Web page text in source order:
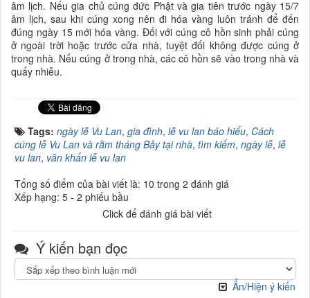
âm lịch. Nếu gia chủ cúng đức Phật và gia tiên trước ngày 15/7
âm lịch, sau khi cúng xong nên đi hóa vàng luôn tránh để đến
đúng ngày 15 mới hóa vàng. Đối với cúng cô hồn sinh phải cúng
ở ngoài trời hoặc trước cửa nhà, tuyệt đối không được cúng ở
trong nhà. Nếu cúng ở trong nhà, các cô hồn sẽ vào trong nhà và
quấy nhiễu.
Tags: ngày lễ Vu Lan, gia đình, lễ vu lan báo hiếu, Cách
cúng lễ Vu Lan và rằm tháng Bảy tại nhà, tìm kiếm, ngày lễ, lễ
vu lan, văn khấn lễ vu lan
Tổng số điểm của bài viết là: 10 trong 2 đánh giá
Xếp hạng: 5 - 2 phiếu bầu
Click để đánh giá bài viết
Ý kiến bạn đọc
Ẩn/Hiện ý kiến